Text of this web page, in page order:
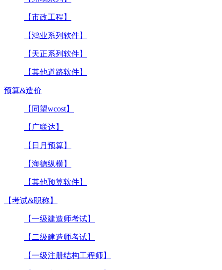
【市政工程】
【鸿业系列软件】
【天正系列软件】
【其他道路软件】
预算&造价
【同望wcost】
【广联达】
【日月预算】
【海德纵横】
【其他预算软件】
【考试&职称】
【一级建造师考试】
【二级建造师考试】
【一级注册结构工程师】